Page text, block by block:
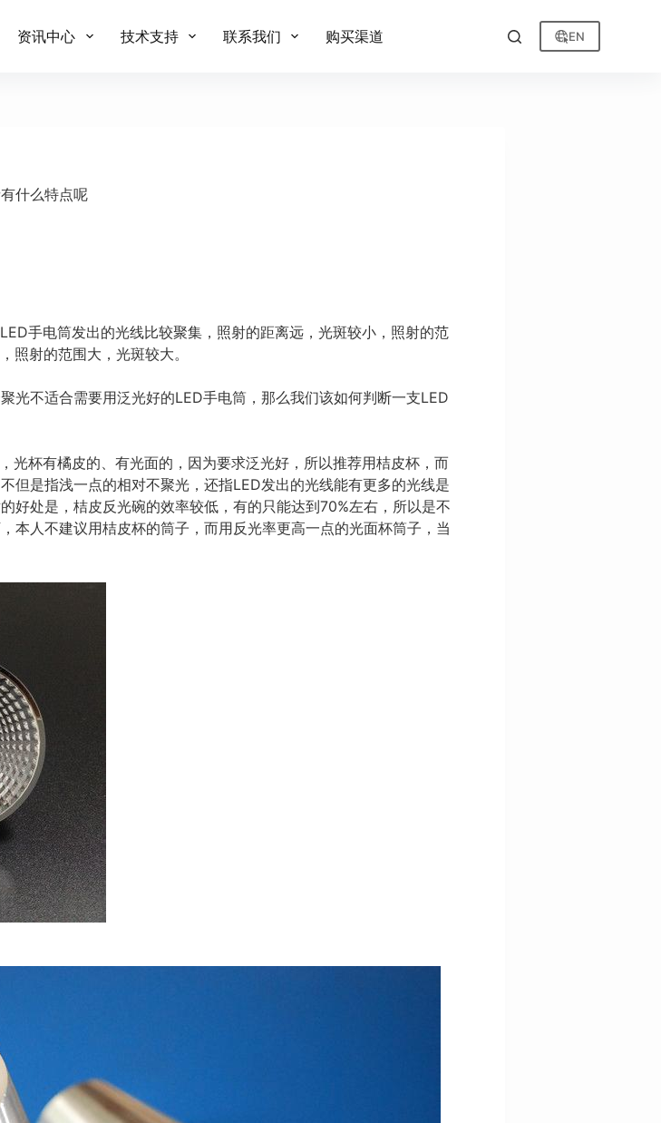
资讯中心 技术支持 联系我们 购买渠道 EN
什么特点呢
手电筒发出的光线比较聚集，照射的距离远，光斑较小，照射的范
照射的范围大，光斑较大。
光不适合需要用泛光好的LED手电筒，那么我们该如何判断一支LED
光杯有橘皮的、有光面的，因为要求泛光好，所以推荐用桔皮杯，而
但是指浅一点的相对不聚光，还指LED发出的光线能有更多的光线是
好处是，桔皮反光碗的效率较低，有的只能达到70%左右，所以是不
本人不建议用桔皮杯的筒子，而用反光率更高一点的光面杯筒子，当